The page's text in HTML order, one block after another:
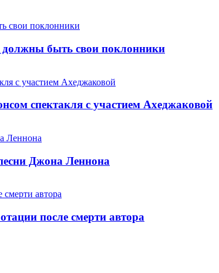
должны быть свои поклонники
спектакля с участием Ахеджаковой
Джона Леннона
после смерти автора